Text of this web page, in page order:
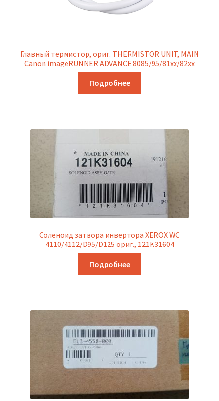
Главный термистор, ориг. THERMISTOR UNIT, MAIN
Canon imageRUNNER ADVANCE 8085/95/81xx/82xx
Подробнее
Соленоид затвора инвертора XEROX WC
4110/4112/D95/D125 ориг., 121K31604
Подробнее